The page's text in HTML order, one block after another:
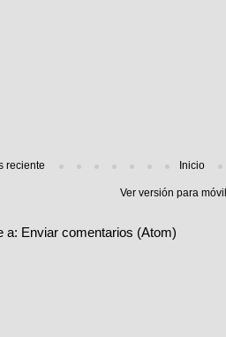
reciente Inicio
Ver versión para
a: Enviar comentarios (Atom)